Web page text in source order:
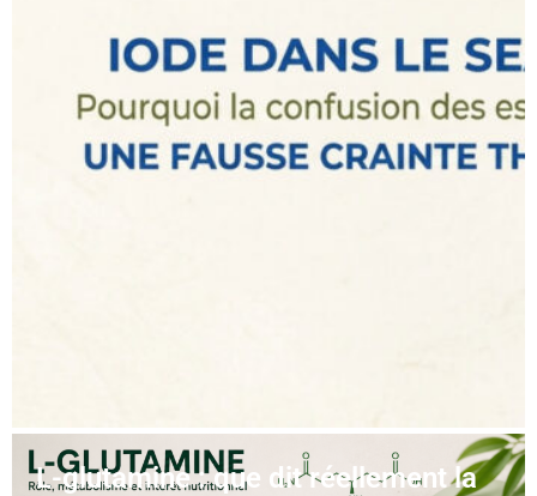
L-glutamine : que dit réellement la